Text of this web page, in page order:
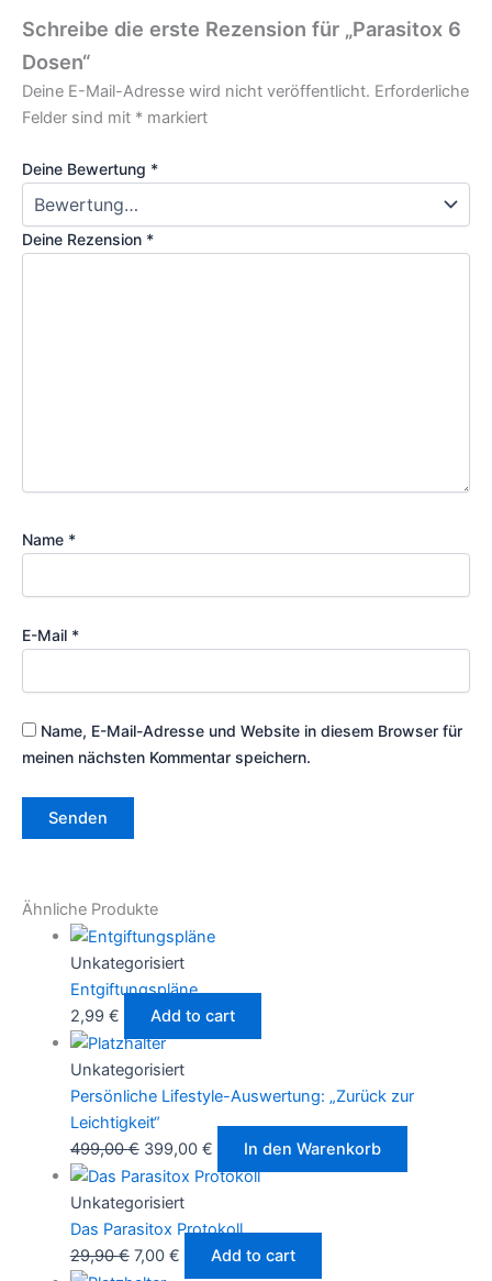
Schreibe die erste Rezension für „Parasitox 6
Dosen“
Deine E-Mail-Adresse wird nicht veröffentlicht. Erforderliche
Felder sind mit * markiert
Deine Bewertung *
Deine Rezension *
Name *
E-Mail *
Name, E-Mail-Adresse und Website in diesem Browser für
meinen nächsten Kommentar speichern.
Ähnliche Produkte
Unkategorisiert
Entgiftungspläne
2,99 € Add to cart
Unkategorisiert
Persönliche Lifestyle-Auswertung: „Zurück zur
Leichtigkeit“
499,00€ 399,00 € In den Warenkorb
Unkategorisiert
Das Parasitox Protokoll
29,90€ 7,00 € Add to cart